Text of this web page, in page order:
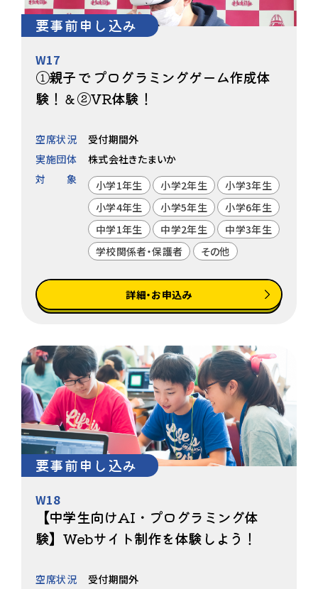
要事前申し込み
W17
①親子で プログラミングゲーム作成体
験！＆②VR体験！
空席状況
受付期間外
実施団体
株式会社きたまいか
対象
小学1年生 小学2年生
小学3年生
小学4年生
小学5年生
小学6年生
中学1年生
中学2年生
中学3年生
学校関係者・保護者
その他
詳細・お申込み
要事前申し込み
W18
【中学生向けAI・プログラミング体
験】Webサイト制作を体験しよう！
空席状況 受付期間外